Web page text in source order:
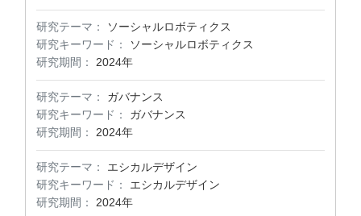
研究テーマ：
ソーシャルロボティクス
研究キーワード：
ソーシャルロボティクス
研究期間：
2024年
研究テーマ：
ガバナンス
研究キーワード：
ガバナンス
研究期間：
2024年
研究テーマ：
エシカルデザイン
研究キーワード：
エシカルデザイン
研究期間：
2024年